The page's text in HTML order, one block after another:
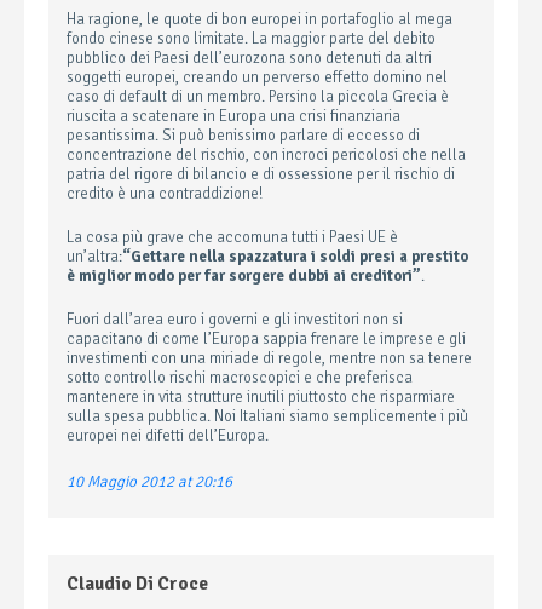
Ha ragione, le quote di bon europei in portafoglio al mega
fondo cinese sono limitate. La maggior parte del debito
pubblico dei Paesi dell’eurozona sono detenuti da altri
soggetti europei, creando un perverso effetto domino nel
caso di default di un membro. Persino la piccola Grecia è
riuscita a scatenare in Europa una crisi finanziaria
pesantissima. Si può benissimo parlare di eccesso di
concentrazione del rischio, con incroci pericolosi che nella
patria del rigore di bilancio e di ossessione per il rischio di
credito è una contraddizione!
La cosa più grave che accomuna tutti i Paesi UE è
un’altra:“Gettare nella spazzatura i soldi presi a prestito
è miglior modo per far sorgere dubbi ai creditori”.
Fuori dall’area euro i governi e gli investitori non si
capacitano di come l’Europa sappia frenare le imprese e gli
investimenti con una miriade di regole, mentre non sa tenere
sotto controllo rischi macroscopici e che preferisca
mantenere in vita strutture inutili piuttosto che risparmiare
sulla spesa pubblica. Noi Italiani siamo semplicemente i più
europei nei difetti dell’Europa.
10 Maggio 2012 at 20:16
Claudio Di Croce